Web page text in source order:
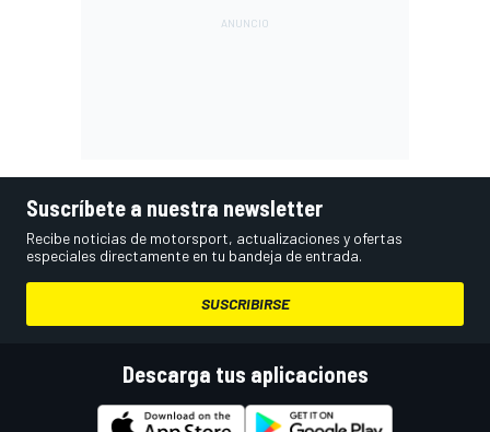
Suscríbete a nuestra newsletter
Recibe noticias de motorsport, actualizaciones y ofertas
especiales directamente en tu bandeja de entrada.
SUSCRIBIRSE
Descarga tus aplicaciones